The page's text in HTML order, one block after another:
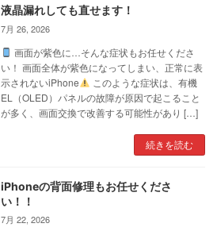
液晶漏れしても直せます！
7月 26, 2026
画面が紫色に…そんな症状もお任せくださ
い！ 画面全体が紫色になってしまい、正常に表
示されないiPhone
このような症状は、有機
EL（OLED）パネルの故障が原因で起こること
が多く、画面交換で改善する可能性があり […]
続きを読む
iPhoneの背面修理もお任せくださ
い！！
7月 22, 2026